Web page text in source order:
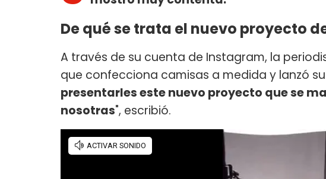
De qué se trata el nuevo proyecto
A través de su cuenta de Instagram, la
que confecciona camisas a medida y lanzó
presentarles este nuevo proyecto que se
nosotras", escribió.